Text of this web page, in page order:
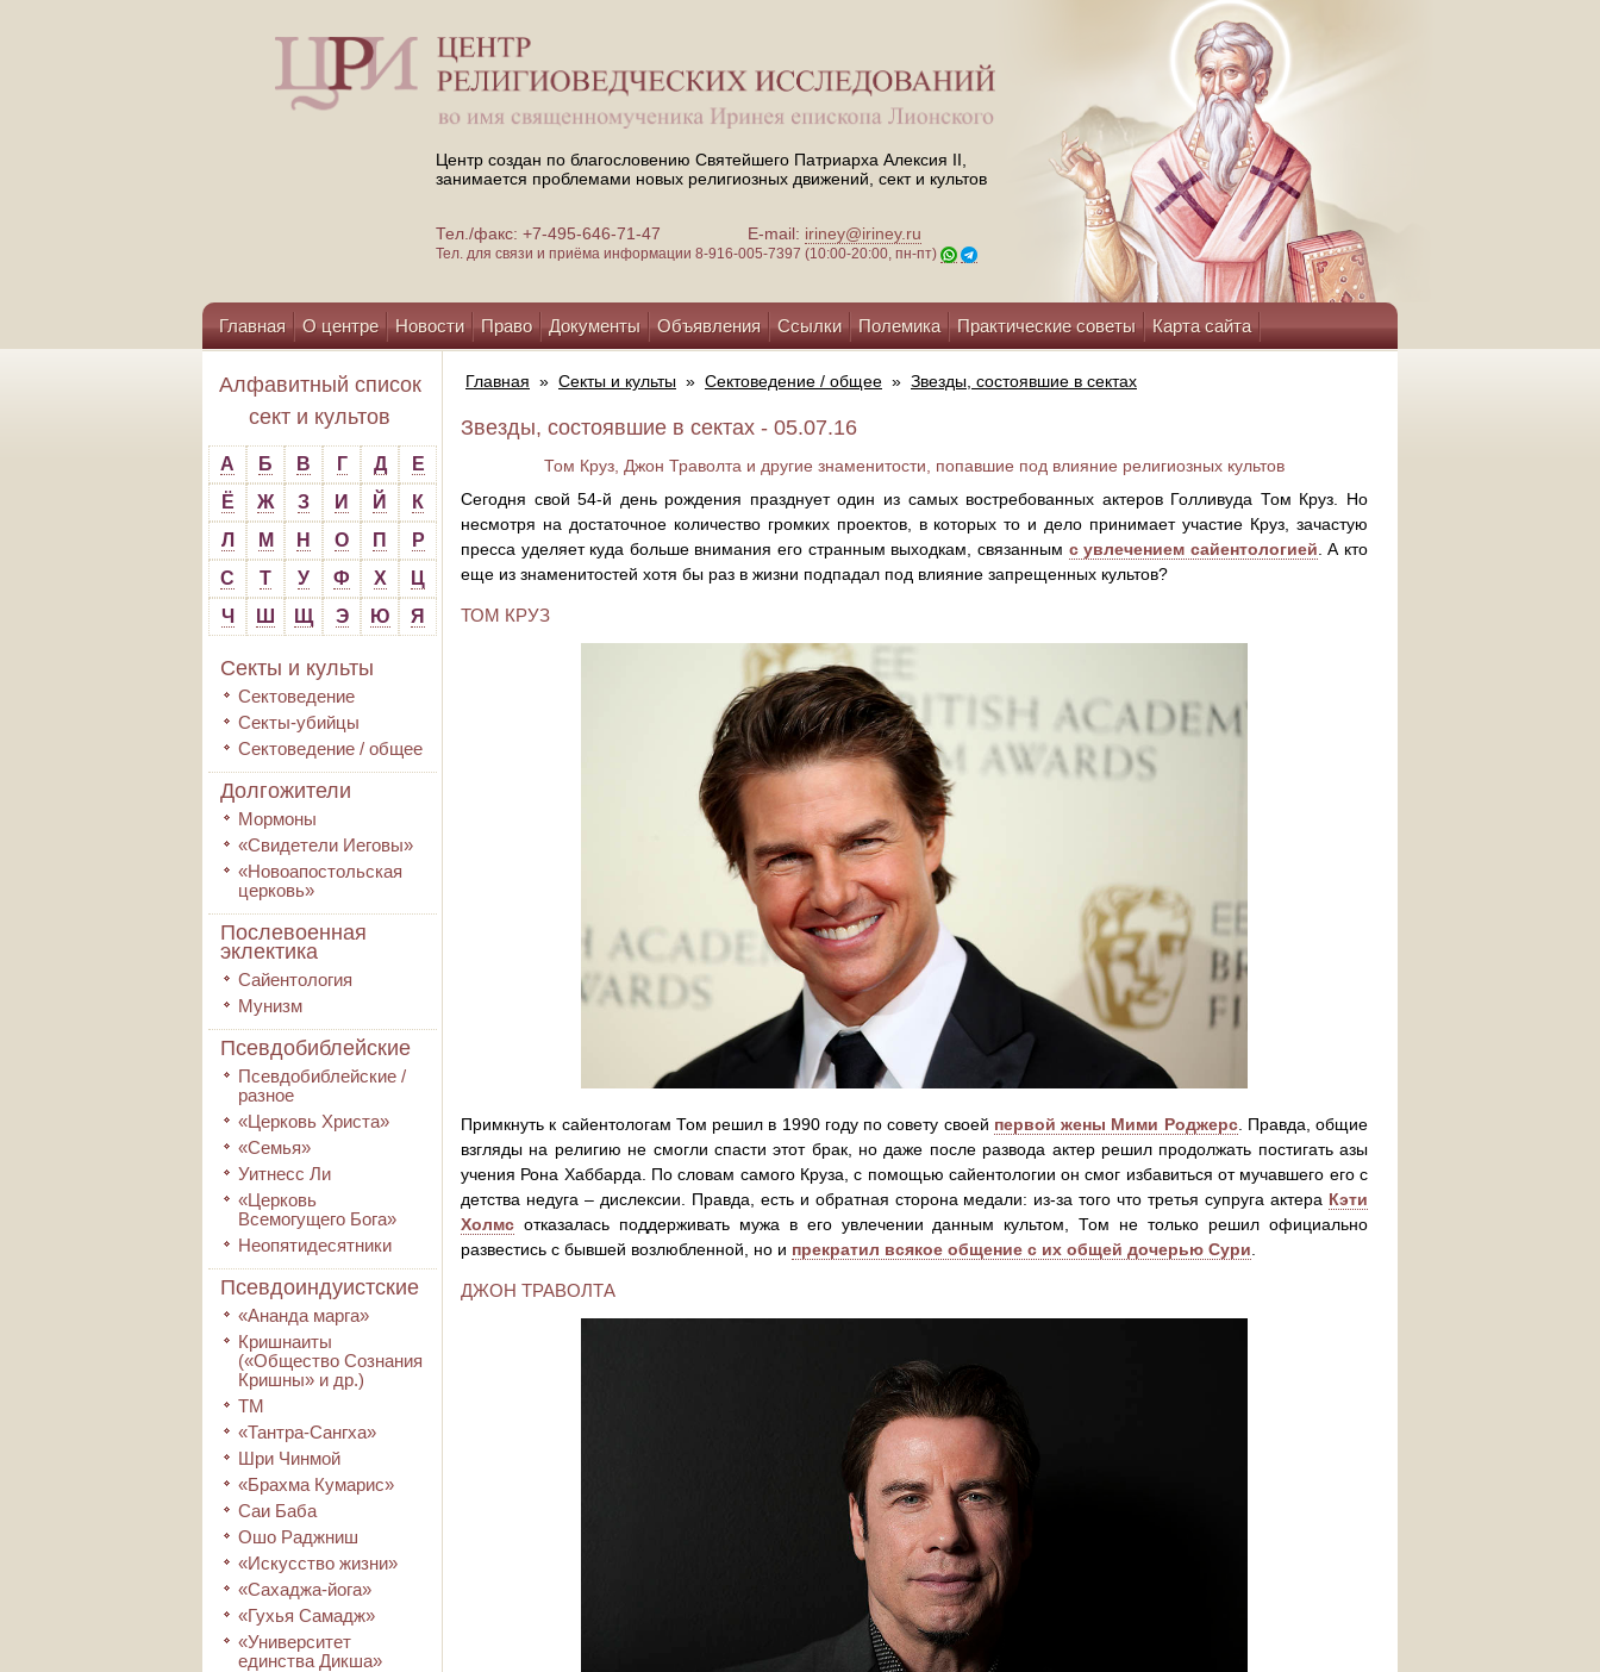
Центр создан по благословению Святейшего Патриарха Алексия II,
занимается проблемами новых религиозных движений, сект и культов
Тел./факс: +7-495-646-71-47 E-mail: iriney@iriney.ru
Тел. для связи и приёма информации 8-916-005-7397 (10:00-20:00, пн-пт)
Главная О центре Новости Право Документы Объявления Ссылки Полемика Практические советы Карта сайта
Помощь центру
Алфавитный список
сект и культов
А Б В Г Д
Е
Ё
Ж З И Й
К
Л
М Н О П
Р
С
Т У Ф Х
Ц
Ч
Ш Щ Э Ю Я
Секты и культы
Сектоведение
Секты-убийцы
Сектоведение / общее
Долгожители
Мормоны
«Свидетели Иеговы»
«Новоапостольская
церковь»
Послевоенная
эклектика
Сайентология
Мунизм
Псевдобиблейские
Псевдобиблейские /
разное
«Церковь Христа»
«Семья»
Уитнесс Ли
«Церковь
Всемогущего Бога»
Неопятидесятники
Псевдоиндуистские
«Ананда марга»
Кришнаиты
(«Общество Сознания
Кришны» и др.)
ТМ
«Тантра-Сангха»
Шри Чинмой
«Брахма Кумарис»
Саи Баба
Ошо Раджниш
«Искусство жизни»
«Сахаджа-йога»
«Гухья Самадж»
«Университет
единства Дикша»
Главная » Секты и культы » Сектоведение / общее » Звезды, состоявшие в сектах
Звезды, состоявшие в сектах - 05.07.16
Том Круз, Джон Траволта и другие знаменитости, попавшие под влияние религиозных культов
Сегодня свой 54-й день рождения празднует один из самых востребованных актеров Голливуда Том Круз. Но
несмотря на достаточное количество громких проектов, в которых то и дело принимает участие Круз, зачастую
пресса уделяет куда больше внимания его странным выходкам, связанным с увлечением сайентологией . А кто
еще из знаменитостей хотя бы раз в жизни подпадал под влияние запрещенных культов?
ТОМ КРУЗ
Примкнуть к сайентологам Том решил в 1990 году по совету своей первой жены Мими Роджерс. Правда, общие
взгляды на религию не смогли спасти этот брак, но даже после развода актер решил продолжать постигать азы
учения Рона Хаббарда. По словам самого Круза, с помощью сайентологии он смог избавиться от мучавшего его с
детства недуга – дислексии. Правда, есть и обратная сторона медали: из-за того что третья супруга актера Кэти
Холмс отказалась поддерживать мужа в его увлечении данным культом, Том не только решил официально
развестись с бывшей возлюбленной, но и прекратил всякое общение с их общей дочерью Сури
ДЖОН ТРАВОЛТА